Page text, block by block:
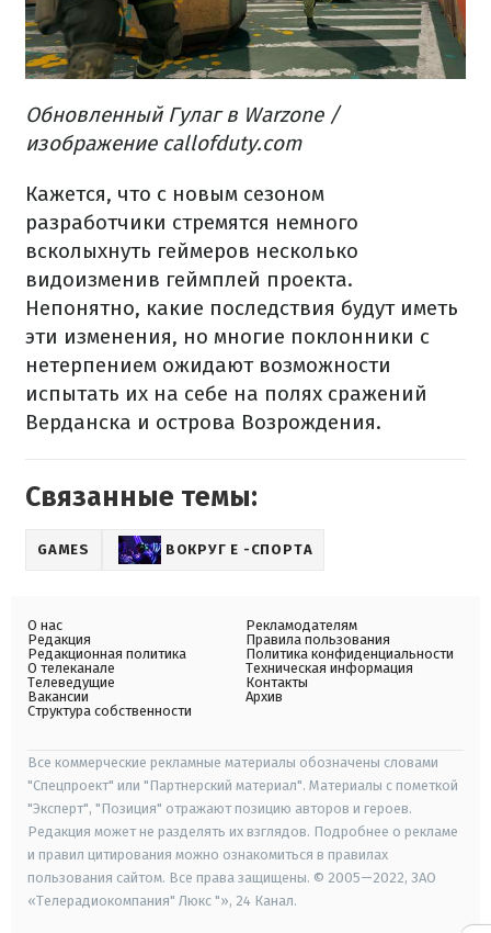
Обновленный Гулаг в Warzone /
изображение callofduty.com
Кажется, что с новым сезоном
разработчики стремятся немного
всколыхнуть геймеров несколько
видоизменив геймплей проекта.
Непонятно, какие последствия будут иметь
эти изменения, но многие поклонники с
нетерпением ожидают возможности
испытать их на себе на полях сражений
Верданска и острова Возрождения.
Связанные темы:
GAMES ВОКРУГ Е -СПОРТА
О нас
Редакция
Редакционная политика
О телеканале
Телеведущие
Вакансии
Структура собственности
Рекламодателям
Правила пользования
Политика конфиденциальности
Техническая информация
Контакты
Архив
Все коммерческие рекламные материалы обозначены словами
"Спецпроект" или "Партнерский материал". Материалы с пометкой
"Эксперт", "Позиция" отражают позицию авторов и героев.
Редакция может не разделять их взглядов. Подробнее о рекламе
и правил цитирования можно ознакомиться в правилах
пользования сайтом. Все права защищены. © 2005—2022, ЗАО
«Телерадиокомпания" Люкс "», 24 Канал.